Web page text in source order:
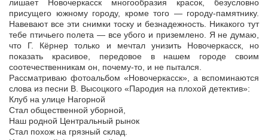
лишает Новочеркасск многообразия красок, безусловно
присущего южному городу, кроме того — городу-памятнику.
Навевают все эти снимки тоску и безнадежность. Никакого тут
тебе птичьего полета — все убого и приземлено. Я не думаю,
что Г. Кёрнер только и мечтал унизить Новочеркасск, но
показать красивое, передовое в нашем городе своим
соотечественникам он, почему-то, и не пытался.
Рассматриваю фотоальбом «Новочеркасск», а вспоминаются
слова из песни В. Высоцкого «Пародия на плохой детектив»:
Клуб на улице Нагорной
Стал общественной уборной,
Наш родной Центральный рынок
Стал похож на грязный склад.